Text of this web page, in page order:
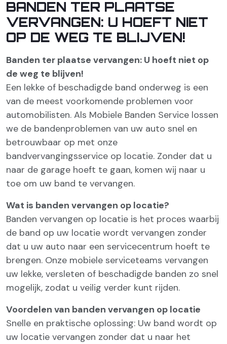
BANDEN TER PLAATSE
VERVANGEN: U HOEFT NIET
OP DE WEG TE BLIJVEN!
Banden ter plaatse vervangen: U hoeft niet op
de weg te blijven!
Een lekke of beschadigde band onderweg is een
van de meest voorkomende problemen voor
automobilisten. Als Mobiele Banden Service lossen
we de bandenproblemen van uw auto snel en
betrouwbaar op met onze
bandvervangingsservice op locatie. Zonder dat u
naar de garage hoeft te gaan, komen wij naar u
toe om uw band te vervangen.
Wat is banden vervangen op locatie?
Banden vervangen op locatie is het proces waarbij
de band op uw locatie wordt vervangen zonder
dat u uw auto naar een servicecentrum hoeft te
brengen. Onze mobiele serviceteams vervangen
uw lekke, versleten of beschadigde banden zo snel
mogelijk, zodat u veilig verder kunt rijden.
Voordelen van banden vervangen op locatie
Snelle en praktische oplossing: Uw band wordt op
uw locatie vervangen zonder dat u naar het